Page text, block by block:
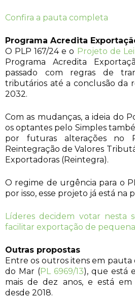
Confira a pauta completa
Programa Acredita
O PLP 167/24 e o Projeto de
Programa Acredita
passado com regras de
tributários até a conclusão da
2032.
Com as mudanças, a ideia do
os optantes pelo Simples
por futuras alterações no
Reintegração de Valores
Exportadoras (Reintegra).
O regime de urgência para o
por isso, esse projeto já está na
Líderes decidem votar nesta
facilitar exportação de
Outras propostas
Entre os outros itens em pauta
do Mar (PL 6969/13), que está
mais de dez anos, e está
desde 2018.